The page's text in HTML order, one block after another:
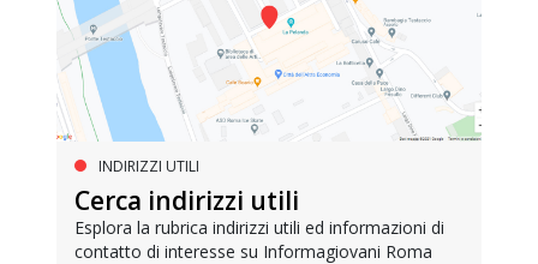
INDIRIZZI UTILI
Cerca indirizzi utili
Esplora la rubrica indirizzi utili ed informazioni di
contatto di interesse su Informagiovani Roma